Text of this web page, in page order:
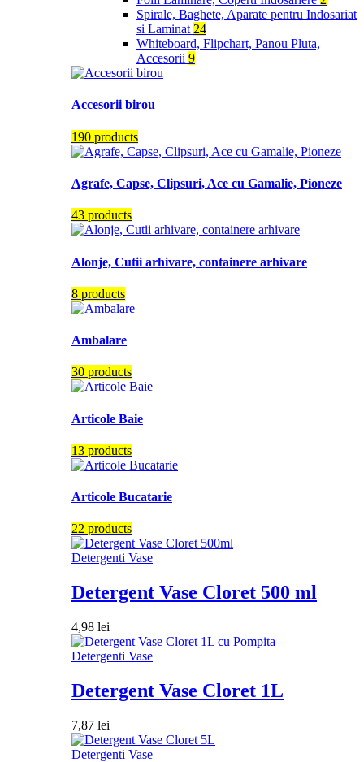
Spirale, Baghete, Aparate pentru Indosariat
si Laminat 24
Whiteboard, Flipchart, Panou Pluta,
Accesorii 9
Accesorii birou
190 products
Agrafe, Capse, Clipsuri, Ace cu Gamalie, Pioneze
43 products
Alonje, Cutii arhivare, containere arhivare
8 products
Ambalare
30 products
Articole Baie
13 products
Articole Bucatarie
22 products
Detergenti Vase
Detergent Vase Cloret 500 ml
4,98 lei
Detergenti Vase
Detergent Vase Cloret 1L
7,87 lei
Detergenti Vase